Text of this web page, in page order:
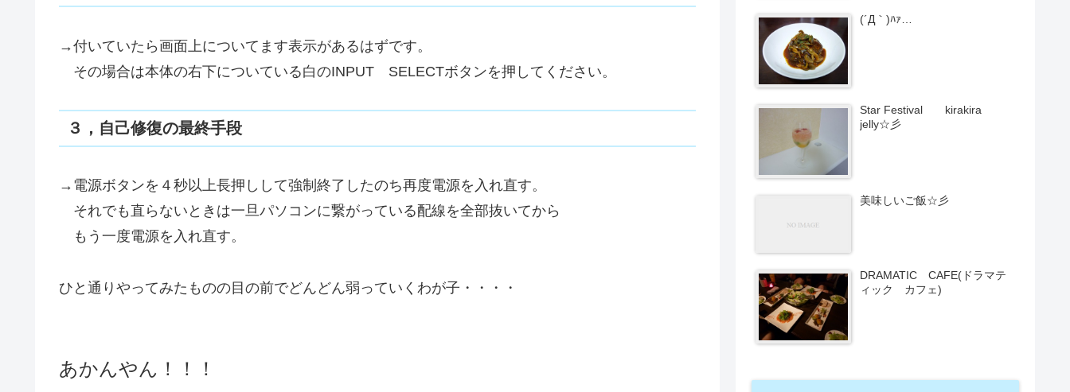
→付いていたら画面上についてます表示があるはずです。
その場合は本体の右下についている白のINPUT SELECTボタンを押してください。
３，自己修復の最終手段
→電源ボタンを４秒以上長押しして強制終了したのち再度電源を入れ直す。
それでも直らないときは一旦パソコンに繋がっている配線を全部抜いてから
もう一度電源を入れ直す。
ひと通りやってみたものの目の前でどんどん弱っていくわが子・・・・
あかんやん！！！
(´Д｀)ﾊｧ…
Star Festival kirakira
jelly☆彡
美味しいご飯☆彡
DRAMATIC CAFE(ドラマテ
ィック カフェ)